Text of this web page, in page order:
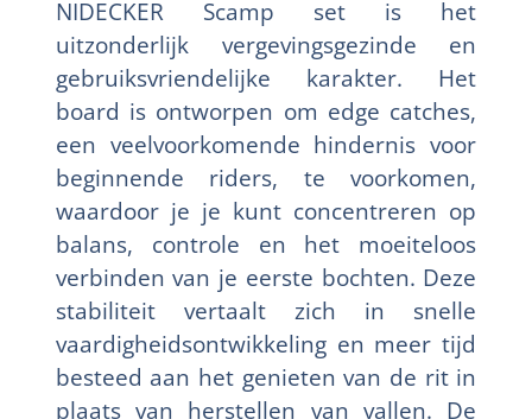
NIDECKER Scamp set is het
uitzonderlijk vergevingsgezinde en
gebruiksvriendelijke karakter. Het
board is ontworpen om edge catches,
een veelvoorkomende hindernis voor
beginnende riders, te voorkomen,
waardoor je je kunt concentreren op
balans, controle en het moeiteloos
verbinden van je eerste bochten. Deze
stabiliteit vertaalt zich in snelle
vaardigheidsontwikkeling en meer tijd
besteed aan het genieten van de rit in
plaats van herstellen van vallen. De